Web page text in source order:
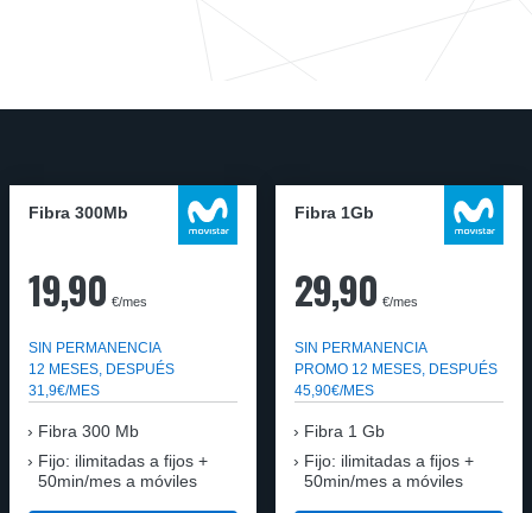
Fibra 300Mb
19,90 €/mes
SIN PERMANENCIA
12 MESES, DESPUÉS
31,9€/MES
Fibra 300 Mb
Fijo: ilimitadas a fijos +
50min/mes a móviles
Fibra 1Gb
29,90 €/mes
SIN PERMANENCIA
PROMO 12 MESES, DESPUÉS
45,90€/MES
Fibra 1 Gb
Fijo: ilimitadas a fijos +
50min/mes a móviles